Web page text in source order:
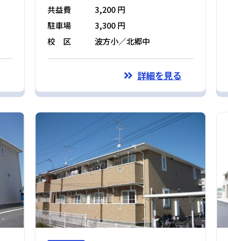
共益費
3,200 円
駐車場
3,300 円
校 区
波方小／北郷中
詳細を見る